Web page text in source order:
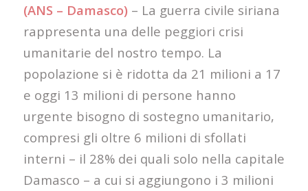
(ANS – Damasco) – La guerra civile siriana
rappresenta una delle peggiori crisi
umanitarie del nostro tempo. La
popolazione si è ridotta da 21 milioni a 17
e oggi 13 milioni di persone hanno
urgente bisogno di sostegno umanitario,
compresi gli oltre 6 milioni di sfollati
interni – il 28% dei quali solo nella capitale
Damasco – a cui si aggiungono i 3 milioni